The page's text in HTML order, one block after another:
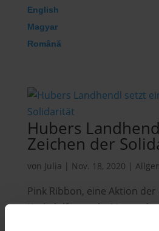
English
Magyar
Română
Hubers
Zeichen der
von Julia | Nov. 18, 2020 |
Pink Ribbon, eine Aktion
Krebshilfe, macht Mut und
all jenen Frauen, die an